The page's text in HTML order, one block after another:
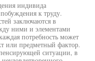
индивида
к труду.
заключаются в
ними и элементами
потребность может
или предметный фактор.
ситуации, в